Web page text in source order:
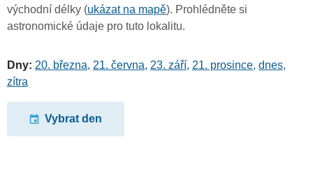
východní délky (ukázat na mapě). Prohlédněte si
astronomické údaje pro tuto lokalitu.
Dny: 20. března, 21. června, 23. září, 21. prosince, dnes,
zítra
Vybrat den